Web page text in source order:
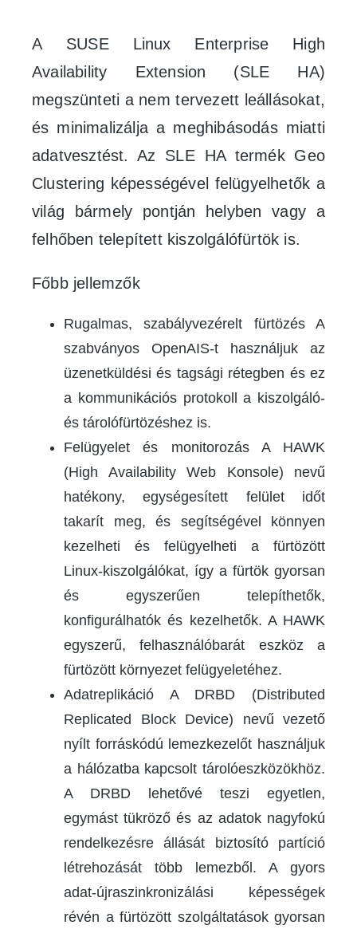
A
SUSE Linux Enterprise High
Availability Extension (SLE HA)
megszünteti a nem tervezett leállásokat,
és minimalizálja a meghibásodás miatti
adatvesztést. Az SLE HA termék Geo
Clustering képességével felügyelhetők a
világ bármely pontján helyben vagy a
felhőben telepített kiszolgálófürtök is.
Főbb jellemzők
Rugalmas, szabályvezérelt fürtözés A
szabványos OpenAIS-t használjuk az
üzenetküldési és tagsági rétegben és ez
a kommunikációs protokoll a kiszolgáló-
és tárolófürtözéshez is.
Felügyelet és monitorozás A HAWK
(High Availability Web Konsole) nevű
hatékony, egységesített felület időt
takarít meg, és segítségével könnyen
kezelheti és felügyelheti a fürtözött
Linux-kiszolgálókat, így a fürtök gyorsan
és egyszerűen telepíthetők,
konfigurálhatók és kezelhetők. A HAWK
egyszerű, felhasználóbarát eszköz a
fürtözött környezet felügyeletéhez.
Adatreplikáció A DRBD (Distributed
Replicated Block Device) nevű vezető
nyílt forráskódú lemezkezelőt használjuk
a hálózatba kapcsolt tárolóeszközökhöz.
A DRBD lehetővé teszi egyetlen,
egymást tükröző és az adatok nagyfokú
rendelkezésre állását biztosító partíció
létrehozását több lemezből. A gyors
adat-újraszinkronizálási képességek
révén a fürtözött szolgáltatások gyorsan